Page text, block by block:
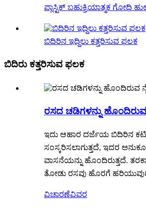
ಪ್ಲಾಸ್ಟಿಕ್ ಬಹುಕ್ರಿಯಾತ್ಮಕ ಗೋಧಿ
ಬಿದಿರಿನ ಇದ್ದಿಲು ಕತ್ತರಿಸುವ ಫಲಕ
ಬಿದಿರು ಕತ್ತರಿಸುವ ಫಲಕ
ರಸದ ಚಡಿಗಳನ್ನು
ಇದು ಆಹಾರ ದರ್ಜೆಯ ಬಿದಿರಿನ
ಸಂಸ್ಕರಿಸಲಾಗುತ್ತದೆ, ಇದರ
ವಾಸನೆಯನ್ನು ಹೊಂದಿರುತ್ತದೆ.
ತೋಡು ರಸವು ಹೊರಗೆ
ವಿಚಾರಣೆವಿವರ